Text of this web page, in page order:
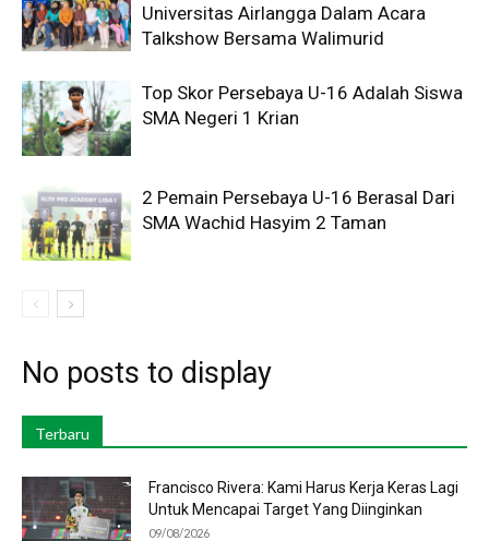
Universitas Airlangga Dalam Acara
Talkshow Bersama Walimurid
Top Skor Persebaya U-16 Adalah Siswa
SMA Negeri 1 Krian
2 Pemain Persebaya U-16 Berasal Dari
SMA Wachid Hasyim 2 Taman
No posts to display
Terbaru
Francisco Rivera: Kami Harus Kerja Keras Lagi
Untuk Mencapai Target Yang Diinginkan
09/08/2026